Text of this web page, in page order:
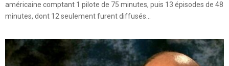
américaine comptant 1 pilote de 75 minutes, puis 13 épisodes de 48
minutes, dont 12 seulement furent diffusés...